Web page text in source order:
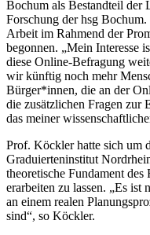
Bochum als Bestandteil der
Forschung der hsg
Arbeit im Rahmend der
begonnen. „Mein Interesse
diese Online-Befragung
wir künftig noch mehr
Bürger*innen, die an der
die zusätzlichen Fragen zur
das meiner
Prof. Köckler hatte sich um
Graduierteninstitut
theoretische Fundament
erarbeiten zu lassen. „Es
an einem realen
sind“, so Köckler.